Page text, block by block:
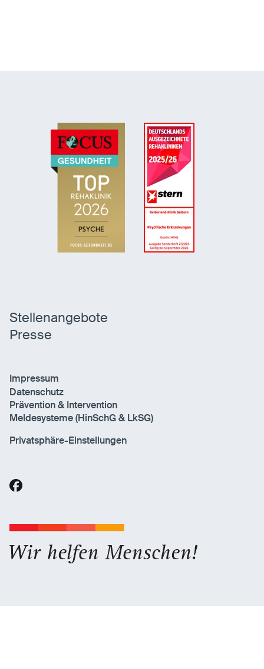
Stellenangebote
Presse
Impressum
Datenschutz
Prävention & Intervention
Meldesysteme (HinSchG & LkSG)
Privatsphäre-Einstellungen